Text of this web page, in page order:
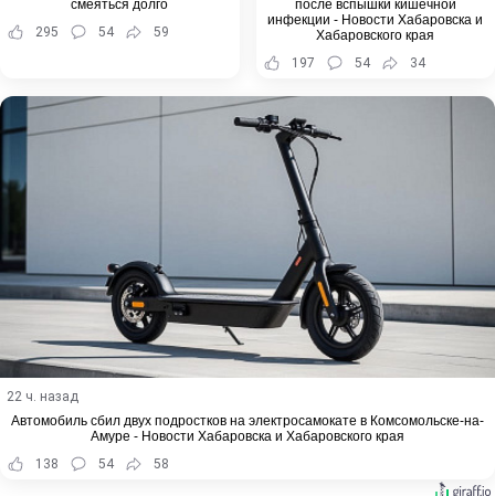
смеяться долго
295
54 59
после вспышки кишечной
инфекции - Новости Хабаровска и
Хабаровского края
197
54 34
22 ч. назад
Автомобиль сбил двух подростков на электросамокате в Комсомольске-на-
Амуре - Новости Хабаровска и Хабаровского края
138
54 58